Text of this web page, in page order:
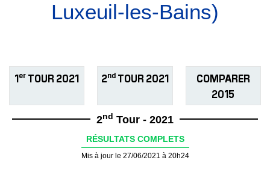
Luxeuil-les-Bains)
1er TOUR 2021 2ndTOUR 2021
COMPARER
2015
2nd Tour - 2021
RÉSULTATS COMPLETS
Mis à jour le 27/06/2021 à 20h24